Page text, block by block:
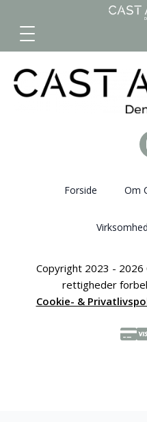
Forside Om
Virksomhed
Copyright 2023 - 2026
rettigheder
Cookie- &